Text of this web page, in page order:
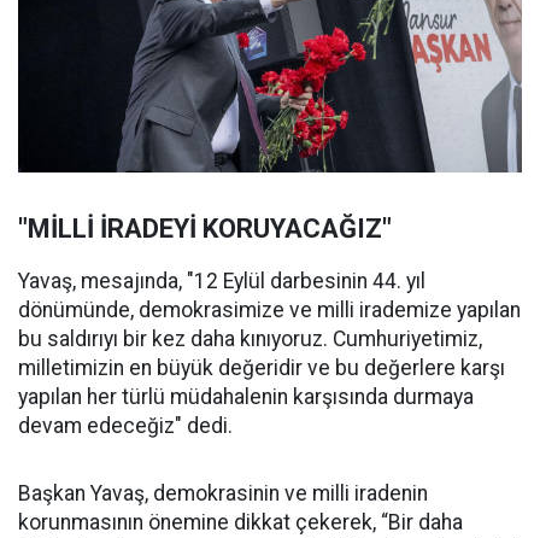
"MİLLİ İRADEYİ KORUYACAĞIZ"
Yavaş, mesajında, "12 Eylül darbesinin 44. yıl
dönümünde, demokrasimize ve milli irademize yapılan
bu saldırıyı bir kez daha kınıyoruz. Cumhuriyetimiz,
milletimizin en büyük değeridir ve bu değerlere karşı
yapılan her türlü müdahalenin karşısında durmaya
devam edeceğiz" dedi.
Başkan Yavaş, demokrasinin ve milli iradenin
korunmasının önemine dikkat çekerek, “Bir daha